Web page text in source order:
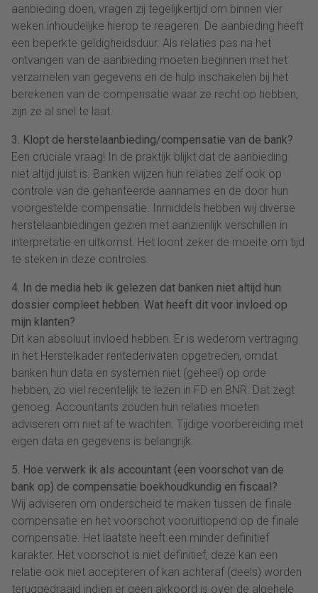
aanbieding doen, vragen zij tegelijkertijd om binnen vier
weken inhoudelijke hierop te reageren. De aanbieding heeft
een beperkte geldigheidsduur. Als relaties pas na het
ontvangen van de aanbieding moeten beginnen met het
verzamelen van gegevens en de hulp inschakelen bij het
berekenen van de compensatie waar ze recht op hebben,
zijn ze al snel te laat.
3. Klopt de herstelaanbieding/compensatie van de bank?
Een cruciale vraag! In de praktijk blijkt dat de aanbieding
niet altijd juist is. Banken wijzen hun relaties zelf ook op
controle van de gehanteerde aannames en de door hun
voorgestelde compensatie. Inmiddels hebben wij diverse
herstelaanbiedingen gezien met aanzienlijk verschillen in
interpretatie en uitkomst. Het loont zeker de moeite om tijd
te steken in deze controles.
4. In de media heb ik gelezen dat banken niet altijd hun
dossier compleet hebben. Wat heeft dit voor invloed op
mijn klanten?
Dit kan absoluut invloed hebben. Er is wederom vertraging
in het Herstelkader rentederivaten opgetreden, omdat
banken hun data en systemen niet (geheel) op orde
hebben, zo viel recentelijk te lezen in FD en BNR. Dat zegt
genoeg. Accountants zouden hun relaties moeten
adviseren om niet af te wachten. Tijdige voorbereiding met
eigen data en gegevens is belangrijk.
5. Hoe verwerk ik als accountant (een voorschot van de
bank op) de compensatie boekhoudkundig en fiscaal?
Wij adviseren om onderscheid te maken tussen de finale
compensatie en het voorschot vooruitlopend op de finale
compensatie. Het laatste heeft een minder definitief
karakter. Het voorschot is niet definitief; deze kan een
relatie ook niet accepteren of kan achteraf (deels) worden
teruggedraaid indien er geen akkoord is over de algehele